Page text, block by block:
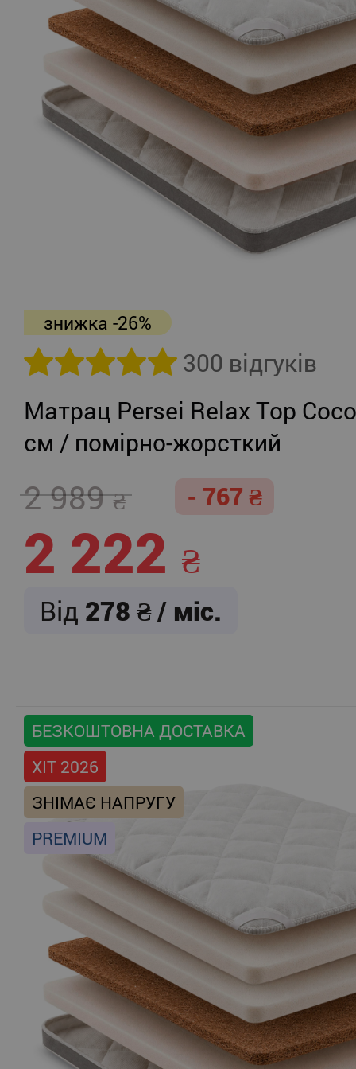
знижка -26%
300 відгуків
Матрац Persei Relax Top
см / помірно-жорсткий
2 989 - 767
2 222
Від 278 / міс.
БЕЗКОШТОВНА ДОСТАВКА
ХІТ 2026
ЗНІМАЄ НАПРУГУ
PREMIUM